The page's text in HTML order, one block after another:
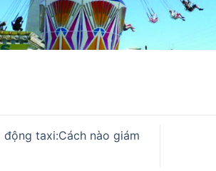
taxi:Cách nào giám